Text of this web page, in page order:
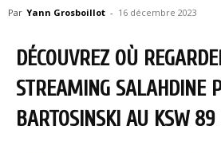
Par Yann Grosboillot - 16 décembre 2023
DÉCOUVREZ OÙ
STREAMING SALAHDINE
BARTOSINSKI AU KSW 89